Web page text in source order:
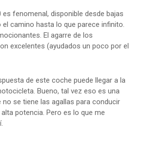
es fenomenal, disponible desde bajas
camino hasta lo que parece infinito.
El agarre de los
excelentes (ayudados un poco por el
de este coche puede llegar a la
Bueno, tal vez eso es una
no se tiene las agallas para conducir
potencia. Pero es lo que me